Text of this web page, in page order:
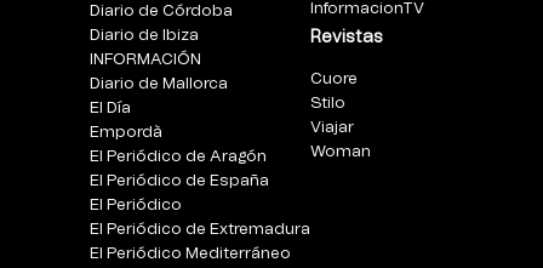
Diario de Córdoba
Diario de Ibiza
INFORMACIÓN
Diario de Mallorca
El Día
Empordà
El Periódico de Aragón
El Periódico de España
El Periódico
El Periódico de Extremadura
El Periódico Mediterráneo
InformacionTV
Revistas
Cuore
Stilo
Viajar
Woman